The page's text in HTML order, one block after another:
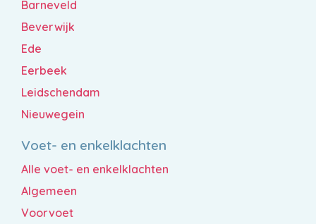
Barneveld
Beverwijk
Ede
Eerbeek
Leidschendam
Nieuwegein
Voet- en enkelklachten
Alle voet- en enkelklachten
Algemeen
Voorvoet